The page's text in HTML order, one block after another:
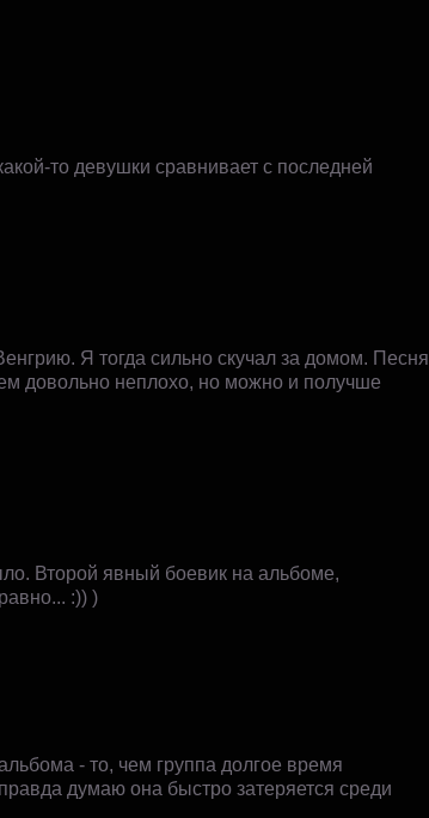
то девушки сравнивает с последней
Я тогда сильно скучал за домом. Песня
довольно неплохо, но можно и получше
Второй явный боевик на альбоме,
:)) )
- то, чем группа долгое время
думаю она быстро затеряется среди